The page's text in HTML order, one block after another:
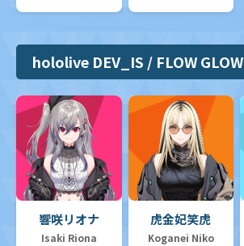
hololive DEV_IS / FLOW GLOW
響咲リオナ
Isaki Riona
虎金妃笑虎
Koganei Niko